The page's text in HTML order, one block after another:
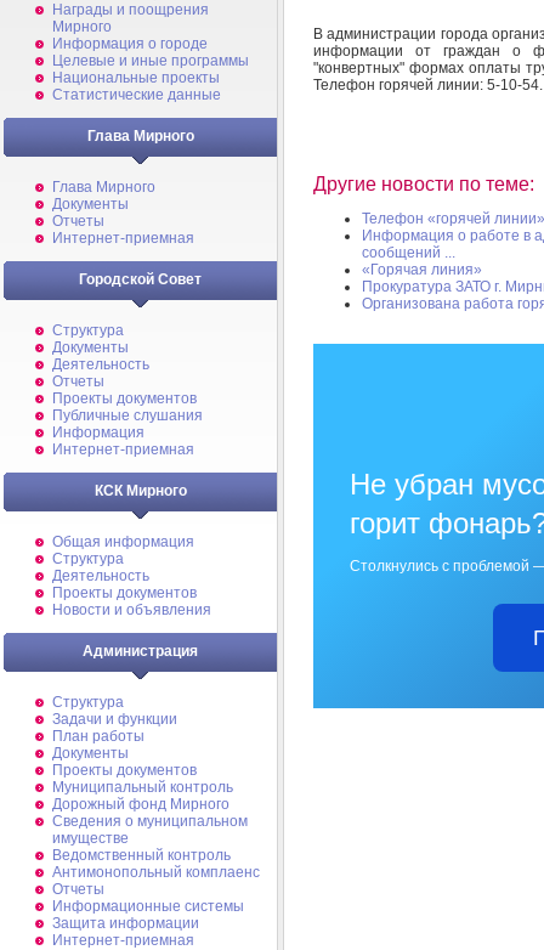
Награды и поощрения
Мирного
Информация о городе
Целевые и иные программы
Национальные проекты
Статистические данные
Глава Мирного
Глава Мирного
Документы
Отчеты
Интернет-приемная
Городской Совет
Структура
Документы
Деятельность
Отчеты
Проекты документов
Публичные слушания
Информация
Интернет-приемная
КСК Мирного
Общая информация
Структура
Деятельность
Проекты документов
Новости и объявления
Администрация
Структура
Задачи и функции
План работы
Документы
Проекты документов
Муниципальный контроль
Дорожный фонд Мирного
Cведения о муниципальном
имуществе
Ведомственный контроль
Антимонопольный комплаенс
Отчеты
Информационные системы
Защита информации
Интернет-приемная
В администрации города
информации от граждан о
"конвертных" формах оплаты
Телефон горячей линии: 5-10-54.
Другие новости по теме:
Телефон «горячей линии»
Информация о работе в
сообщений ...
«Горячая линия»
Прокуратура ЗАТО г.
Организована работа
Не убран
горит
Столкнулись с проблемой